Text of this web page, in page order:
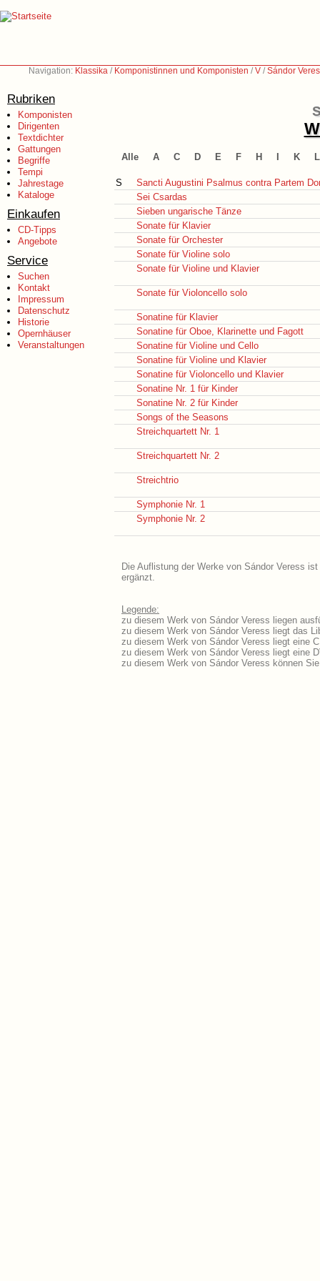
Navigation: Klassika / Komponistinnen und Komponisten /V /Sándor
Rubriken
Komponisten
Dirigenten
Textdichter
Gattungen
Begriffe
Tempi
Jahrestage
Kataloge
Einkaufen
CD-Tipps
Angebote
Service
Suchen
Kontakt
Impressum
Datenschutz
Historie
Opernhäuser
Veranstaltungen
Alle A C D E F H K L
S
Sancti Augustini Psalmus contra Partem
Sei Csardas
Sieben ungarische Tänze
Sonate für Klavier
Sonate für Orchester
Sonate für Violine solo
Sonate für Violine und Klavier
Sonate für Violoncello solo
Sonatine für Klavier
Sonatine für Oboe, Klarinette und Fagott
Sonatine für Violine und Cello
Sonatine für Violine und Klavier
Sonatine für Violoncello und Klavier
Sonatine Nr. 1 für Kinder
Sonatine Nr. 2 für Kinder
Songs of the Seasons
Streichquartett Nr. 1
Streichquartett Nr. 2
Streichtrio
Symphonie Nr. 1
Symphonie Nr. 2
Die Auflistung der Werke von Sándor Veress
ergänzt.
Legende:
zu diesem Werk von Sándor Veress liegen
zu diesem Werk von Sándor Veress liegt das
zu diesem Werk von Sándor Veress liegt eine
zu diesem Werk von Sándor Veress liegt eine
zu diesem Werk von Sándor Veress können